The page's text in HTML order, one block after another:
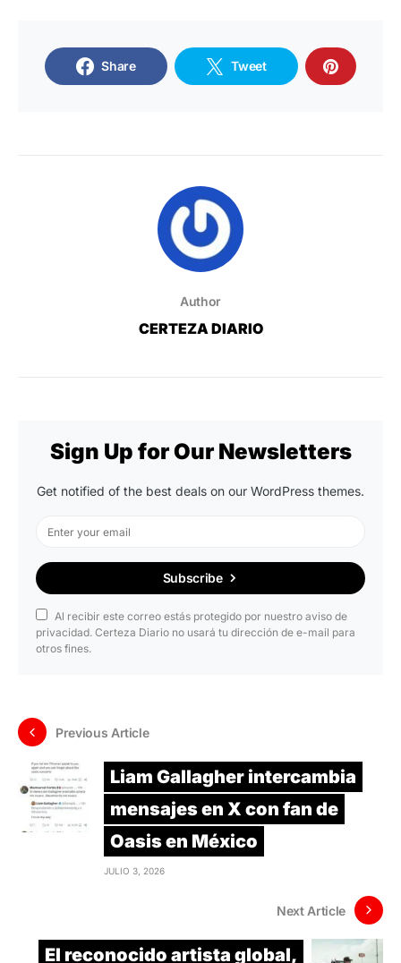
Share Tweet
Author
CERTEZA DIARIO
Sign Up for Our Newsletters
Get notified of the best deals on our WordPress themes.
Subscribe
Al recibir este correo estás protegido por nuestro aviso de
privacidad. Certeza Diario no usará tu dirección de e-mail para
otros fines.
Previous Article
Liam Gallagher intercambia
mensajes en X con fan de
Oasis en México
JULIO 3, 2026
Next Article
El reconocido artista global,